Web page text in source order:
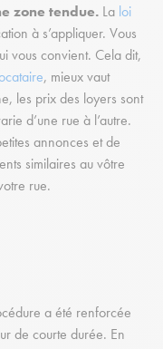
zone tendue. La loi
à s’appliquer. Vous
vous convient. Cela dit,
, mieux vaut
les prix des loyers sont
d’une rue à l’autre.
annonces et de
similaires au vôtre
rue.
a été renforcée
de courte durée. En